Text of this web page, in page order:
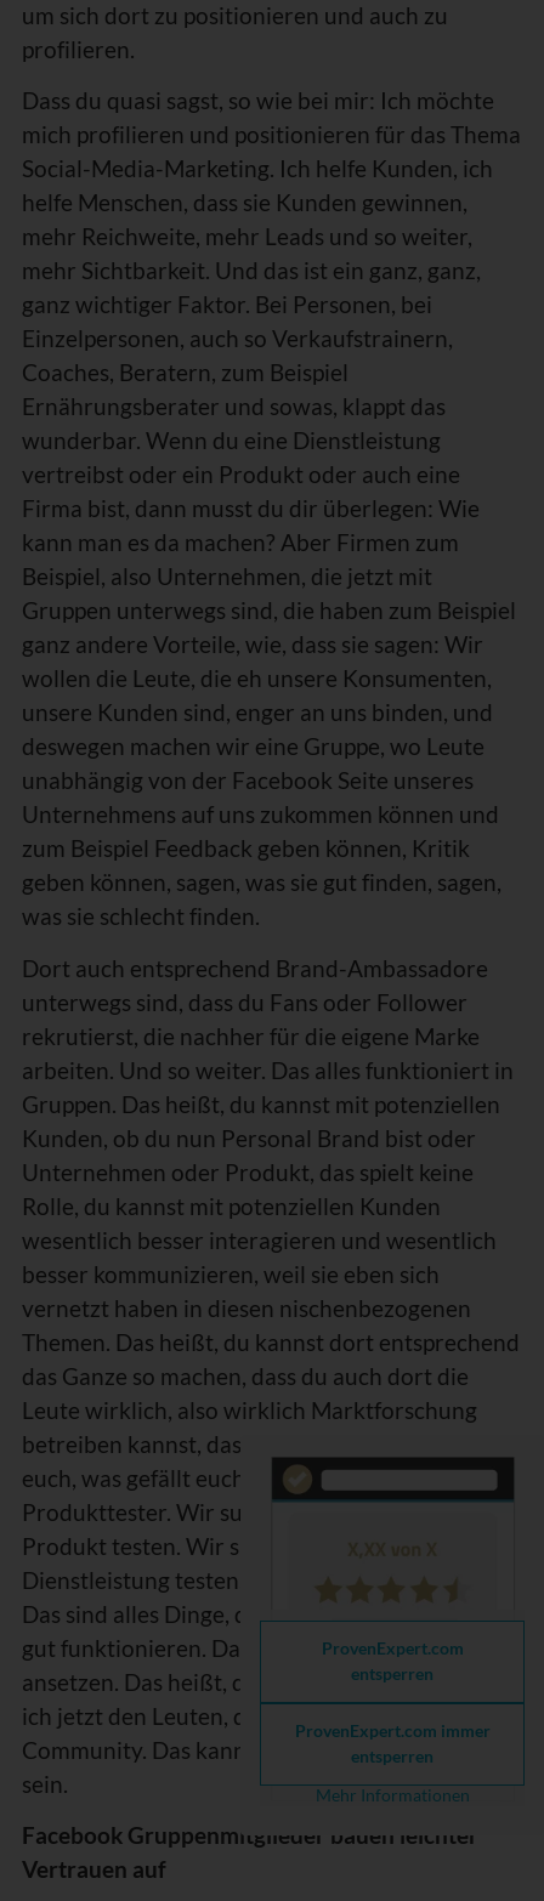
um sich dort zu positionieren und auch zu
profilieren.
Dass du quasi sagst, so wie bei mir: Ich möchte
mich profilieren und positionieren für das Thema
Social-Media-Marketing. Ich helfe Kunden, ich
helfe Menschen, dass sie Kunden gewinnen,
mehr Reichweite, mehr Leads und so weiter,
mehr Sichtbarkeit. Und das ist ein ganz, ganz,
ganz wichtiger Faktor. Bei Personen, bei
Einzelpersonen, auch so Verkaufstrainern,
Coaches, Beratern, zum Beispiel
Ernährungsberater und sowas, klappt das
wunderbar. Wenn du eine Dienstleistung
vertreibst oder ein Produkt oder auch eine
Firma bist, dann musst du dir überlegen: Wie
kann man es da machen? Aber Firmen zum
Beispiel, also Unternehmen, die jetzt mit
Gruppen unterwegs sind, die haben zum Beispiel
ganz andere Vorteile, wie, dass sie sagen: Wir
wollen die Leute, die eh unsere Konsumenten,
unsere Kunden sind, enger an uns binden, und
deswegen machen wir eine Gruppe, wo Leute
unabhängig von der Facebook Seite unseres
Unternehmens auf uns zukommen können und
zum Beispiel Feedback geben können, Kritik
geben können, sagen, was sie gut finden, sagen,
was sie schlecht finden.
Dort auch entsprechend Brand-Ambassadore
unterwegs sind, dass du Fans oder Follower
rekrutierst, die nachher für die eigene Marke
arbeiten. Und so weiter. Das alles funktioniert in
Gruppen. Das heißt, du kannst mit potenziellen
Kunden, ob du nun Personal Brand bist oder
Unternehmen oder Produkt, das spielt keine
Rolle, du kannst mit potenziellen Kunden
wesentlich besser interagieren und wesentlich
besser kommunizieren, weil sie eben sich
vernetzt haben in diesen nischenbezogenen
Themen. Das heißt, du kannst dort entsprechend
das Ganze so machen, dass du auch dort die
Leute wirklich, also wirklich Marktforschung
betreiben kannst, dass du sagst: Was gefällt
euch, was gefällt euch nicht? Wir suchen
Produkttester. Wir suchen Leute, die ein
Produkt testen. Wir suchen Menschen, die eine
Dienstleistung testen. Und so weiter und so fort.
Das sind alles Dinge, die entsprechend dort ganz
gut funktionieren. Da musst du entsprechend
ansetzen. Das heißt, da musst du sagen: Da biete
ich jetzt den Leuten, die das wissen wollen, eine
Community. Das kann auch zu einem Thema
sein.
Facebook Gruppenmitglieder bauen leichter
Vertrauen auf
ProvenExpert.com
entsperren
ProvenExpert.com immer
entsperren
Mehr Informationen